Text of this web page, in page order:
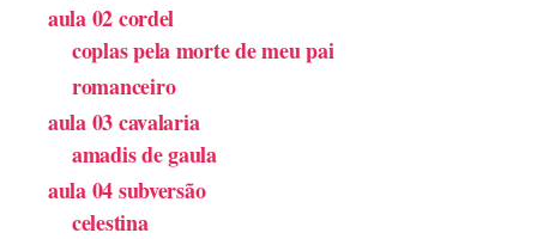
aula 02 cordel
coplas pela morte de meu pai
romanceiro
aula 03 cavalaria
amadis de gaula
aula 04 subversão
celestina